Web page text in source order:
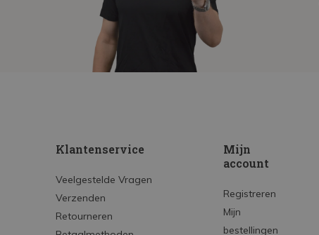
Klantenservice
Veelgestelde Vragen
Verzenden
Retourneren
Mijn
account
Registreren
Mijn
bestellingen